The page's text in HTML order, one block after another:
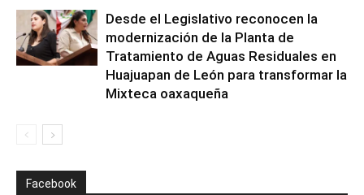
Desde el Legislativo reconocen la
modernización de la Planta de
Tratamiento de Aguas Residuales en
Huajuapan de León para transformar la
Mixteca oaxaqueña
Facebook